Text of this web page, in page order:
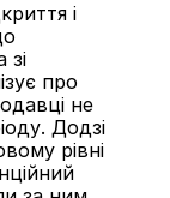
і
про
не
Додзі
рівні